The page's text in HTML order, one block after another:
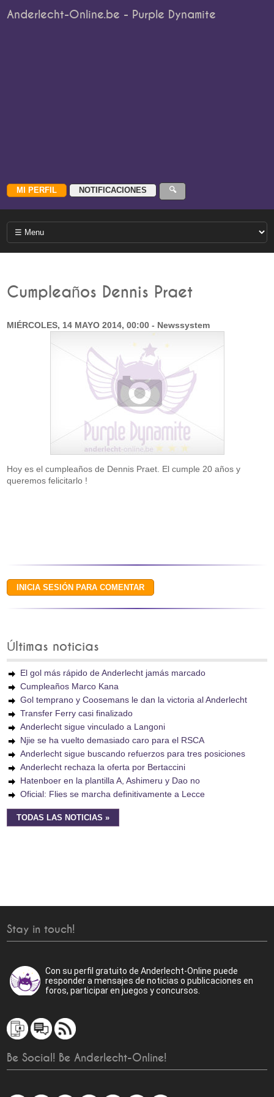
Anderlecht-Online.be - Purple Dynamite
Cumpleaños Dennis Praet
MIÉRCOLES, 14 MAYO 2014, 00:00 - Newssystem
Hoy es el cumpleaños de Dennis Praet. El cumple 20 años y
queremos felicitarlo !
Últimas noticias
El gol más rápido de Anderlecht jamás marcado
Cumpleaños Marco Kana
Gol temprano y Coosemans le dan la victoria al Anderlecht
Transfer Ferry casi finalizado
Anderlecht sigue vinculado a Langoni
Njie se ha vuelto demasiado caro para el RSCA
Anderlecht sigue buscando refuerzos para tres posiciones
Anderlecht rechaza la oferta por Bertaccini
Hatenboer en la plantilla A, Ashimeru y Dao no
Oficial: Flies se marcha definitivamente a Lecce
TODAS LAS NOTICIAS »
Stay in touch!
Con su perfil gratuito de Anderlecht-Online puede
responder a mensajes de noticias o publicaciones en
foros, participar en juegos y concursos.
Be Social! Be Anderlecht-Online!